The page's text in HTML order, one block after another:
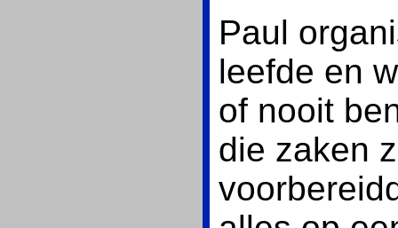
Paul
leefde en
of nooit
die zaken